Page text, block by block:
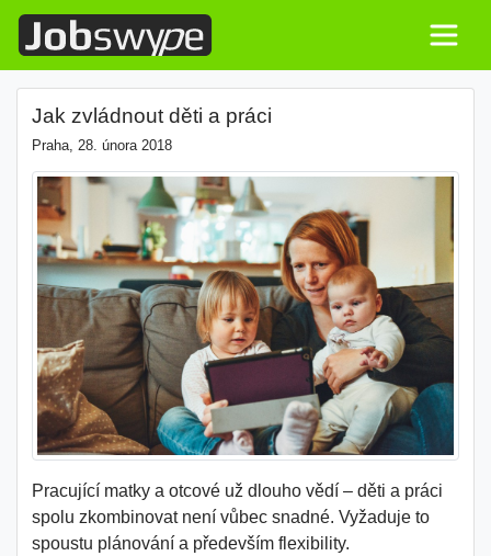
Jak zvládnout děti a práci
Praha, 28. února 2018
Pracující matky a otcové už dlouho vědí – děti a práci
spolu zkombinovat není vůbec snadné. Vyžaduje to
spoustu plánování a především flexibility.